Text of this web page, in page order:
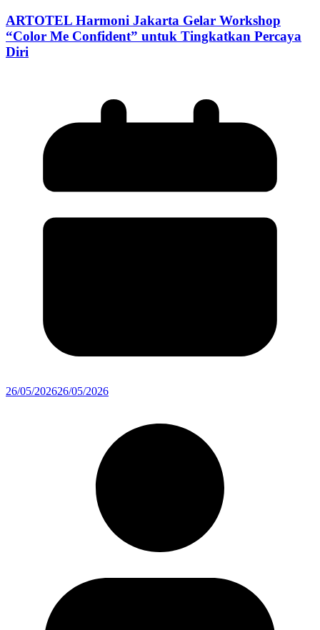
ARTOTEL Harmoni Jakarta Gelar Workshop
“Color Me Confident” untuk Tingkatkan Percaya
Diri
26/05/202626/05/2026